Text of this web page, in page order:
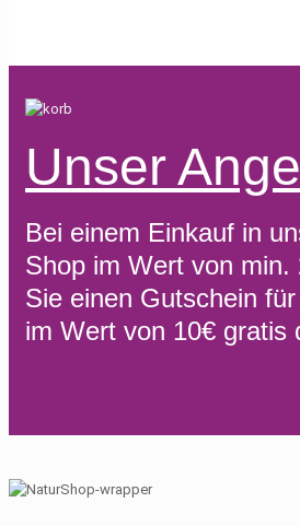
Unser
Bei einem Einkauf in
Shop im Wert von min.
Sie einen Gutschein
im Wert von 10€ gratis